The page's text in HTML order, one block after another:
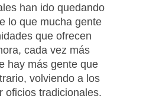
han ido quedando
lo que mucha gente
que ofrecen
cada vez más
hay más gente que
volviendo a los
oficios tradicionales.